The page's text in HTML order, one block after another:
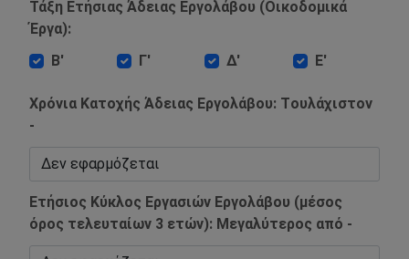
Τάξη Ετήσιας Άδειας Εργολάβου (Οικοδομικά
Έργα):
Β'
Γ' Δ' Ε'
Χρόνια Κατοχής Άδειας Εργολάβου: Tουλάχιστον
-
Ετήσιος Κύκλος Εργασιών Εργολάβου (μέσος
όρος τελευταίων 3 ετών): Mεγαλύτερος από -